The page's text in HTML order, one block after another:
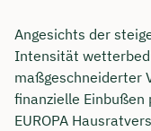
Angesichts der
Intensität
maßgeschneiderter
finanzielle Einbußen
EUROPA